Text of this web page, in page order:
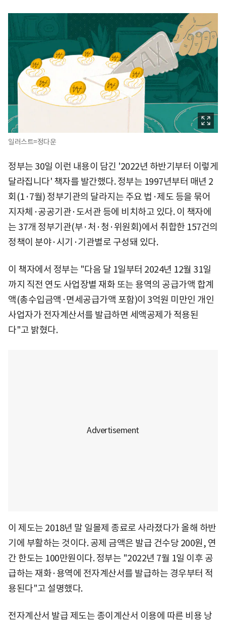
일러스트=정다운
정부는 30일 이런 내용이 담긴 '2022년 하반기부터 이렇게
달라집니다' 책자를 발간했다. 정부는 1997년부터 매년 2
회(1·7월) 정부기관의 달라지는 주요 법·제도 등을 묶어
지자체·공공기관·도서관 등에 비치하고 있다. 이 책자에
는 37개 정부기관(부·처·청·위원회)에서 취합한 157건의
정책이 분야·시기·기관별로 구성돼 있다.
이 책자에서 정부는 "다음 달 1일부터 2024년 12월 31일
까지 직전 연도 사업장별 재화 또는 용역의 공급가액 합계
액(총수입금액·면세공급가액 포함)이 3억원 미만인 개인
사업자가 전자계산서를 발급하면 세액공제가 적용된
다"고 밝혔다.
이 제도는 2018년 말 일몰제 종료로 사라졌다가 올해 하반
기에 부활하는 것이다. 공제 금액은 발급 건수당 200원, 연
간 한도는 100만원이다. 정부는 "2022년 7월 1일 이후 공
급하는 재화·용역에 전자계산서를 발급하는 경우부터 적
용된다"고 설명했다.
전자계산서 발급 제도는 종이계산서 이용에 따른 비용 낭